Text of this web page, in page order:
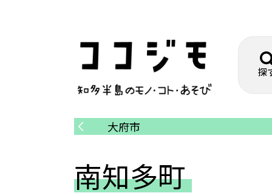
探
大府市
南知多町